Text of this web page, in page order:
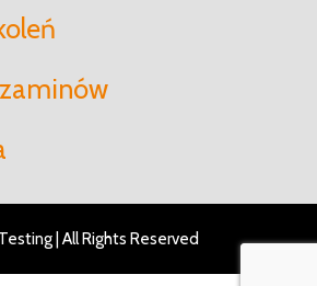
| All Rights Reserved